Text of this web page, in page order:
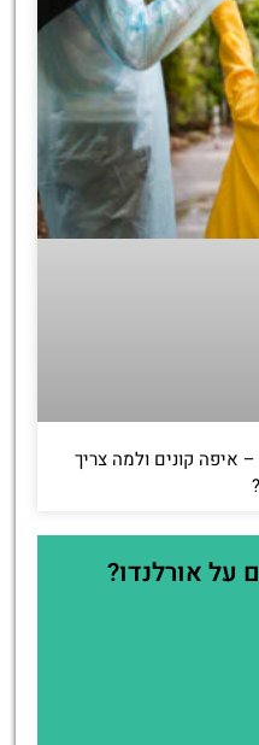
איפה קונים ולמה צריך
על אורלנדו?